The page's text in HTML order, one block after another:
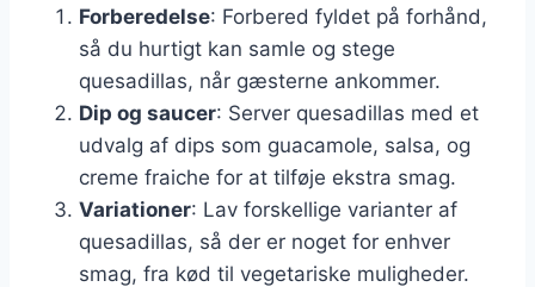
Forberedelse: Forbered fyldet på forhånd,
så du hurtigt kan samle og stege
quesadillas, når gæsterne ankommer.
Dip og saucer: Server quesadillas med et
udvalg af dips som guacamole, salsa, og
creme fraiche for at tilføje ekstra smag.
Variationer: Lav forskellige varianter af
quesadillas, så der er noget for enhver
smag, fra kød til vegetariske muligheder.